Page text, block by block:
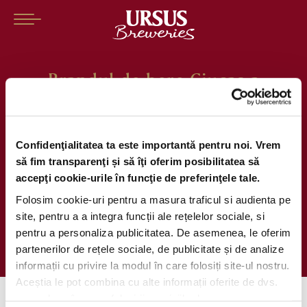
Confidenţialitatea ta este importantă pentru noi. Vrem
să fim transparenţi și să îţi oferim posibilitatea să
accepţi cookie-urile în funcţie de preferinţele tale.
Folosim cookie-uri pentru a masura traficul si audienta pe
site, pentru a a integra funcții ale rețelelor sociale, si
pentru a personaliza publicitatea. De asemenea, le oferim
partenerilor de rețele sociale, de publicitate și de analize
informații cu privire la modul în care folosiți site-ul nostru.
Aceștia le pot combina cu alte informații oferite de dvs.
Brandul de bere Ciucaș a
reabilitat Traseul montan Valea
Roșu cu marcaje și stâlpi noi,
infrastructură montană și zone
consolidate pentru ca turiştii să
se poată relaxa în natură într-un
mod mai plăcut